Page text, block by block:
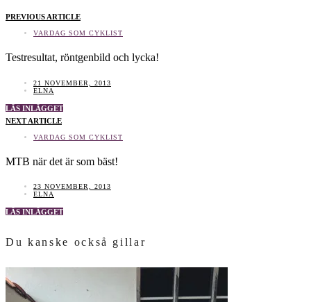
PREVIOUS ARTICLE
VARDAG SOM CYKLIST
Testresultat, röntgenbild och lycka!
21 NOVEMBER, 2013
ELNA
LÄS INLÄGGET
NEXT ARTICLE
VARDAG SOM CYKLIST
MTB när det är som bäst!
23 NOVEMBER, 2013
ELNA
LÄS INLÄGGET
Du kanske också gillar